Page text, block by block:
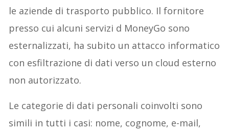
le aziende di trasporto pubblico. Il fornitore
presso cui alcuni servizi d MoneyGo sono
esternalizzati, ha subito un attacco informatico
con esfiltrazione di dati verso un cloud esterno
non autorizzato.
Le categorie di dati personali coinvolti sono
simili in tutti i casi: nome, cognome, e-mail,